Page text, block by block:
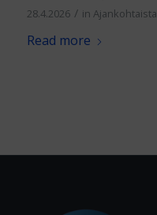
28.4.2026 / in Ajankohtaista
Read more